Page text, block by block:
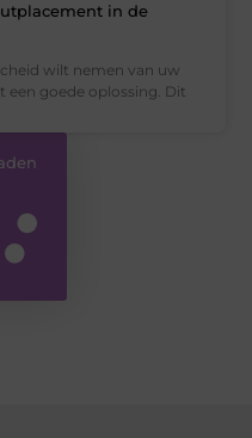
in de
wilt nemen van uw
een goede oplossing. Dit